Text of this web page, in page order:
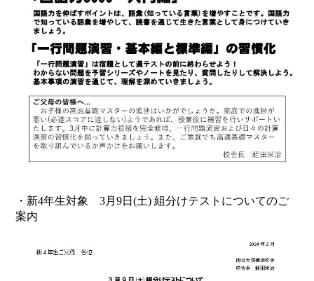
・新4年生対象 3月9日(土) 組分けテストについてのご
案内